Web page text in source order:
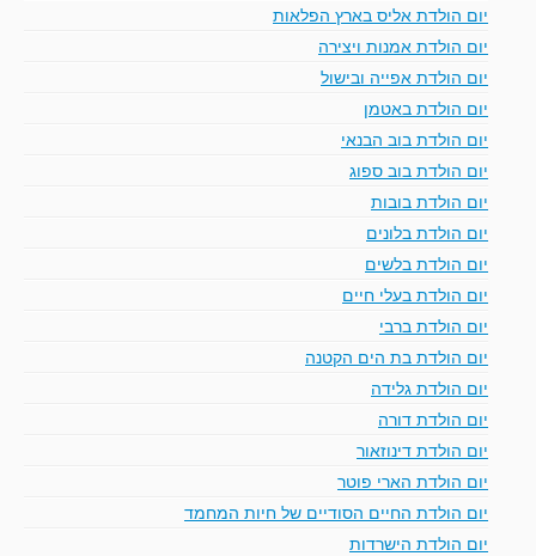
יום הולדת אליס בארץ הפלאות
יום הולדת אמנות ויצירה
יום הולדת אפייה ובישול
יום הולדת באטמן
יום הולדת בוב הבנאי
יום הולדת בוב ספוג
יום הולדת בובות
יום הולדת בלונים
יום הולדת בלשים
יום הולדת בעלי חיים
יום הולדת ברבי
יום הולדת בת הים הקטנה
יום הולדת גלידה
יום הולדת דורה
יום הולדת דינוזאור
יום הולדת הארי פוטר
יום הולדת החיים הסודיים של חיות המחמד
יום הולדת הישרדות